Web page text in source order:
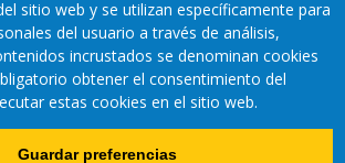
CTIC
sitio web y se utilizan específicamente para
del usuario a través de análisis,
incrustados se denominan cookies
obtener el consentimiento del
estas cookies en el sitio web.
Guardar preferencias